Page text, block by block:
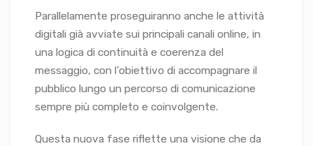
Parallelamente proseguiranno anche le attività
digitali già avviate sui principali canali online, in
una logica di continuità e coerenza del
messaggio, con l’obiettivo di accompagnare il
pubblico lungo un percorso di comunicazione
sempre più completo e coinvolgente.
Questa nuova fase riflette una visione che da